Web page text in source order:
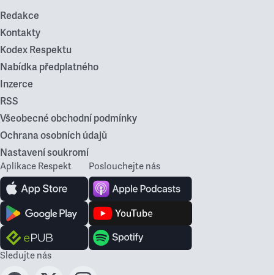
Redakce
Kontakty
Kodex Respektu
Nabídka předplatného
Inzerce
RSS
Všeobecné obchodní podmínky
Ochrana osobních údajů
Nastavení soukromí
Aplikace Respekt Poslouchejte nás
Sledujte nás